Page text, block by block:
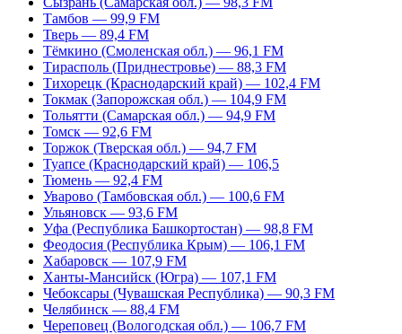
Тамбов — 99,9 FM
Тверь — 89,4 FM
Тёмкино (Смоленская обл.) — 96,1 FM
Тирасполь (Приднестровье) — 88,3 FM
Тихорецк (Краснодарский край) — 102,4 FM
Токмак (Запорожская обл.) — 104,9 FM
Тольятти (Самарская обл.) — 94,9 FM
Томск — 92,6 FM
Торжок (Тверская обл.) — 94,7 FM
Туапсе (Краснодарский край) — 106,5
Тюмень — 92,4 FM
Уварово (Тамбовская обл.) — 100,6 FM
Ульяновск — 93,6 FM
Уфа (Республика Башкортостан) — 98,8 FM
Феодосия (Республика Крым) — 106,1 FM
Хабаровск — 107,9 FM
Ханты-Мансийск (Югра) — 107,1 FM
Чебоксары (Чувашская Республика) — 90,3 FM
Челябинск — 88,4 FM
Череповец (Вологодская обл.) — 106,7 FM